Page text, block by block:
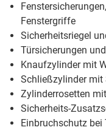
Fenstergriffe
Sicherheitsriegel
Türsicherungen
Knaufzylinder mit
Schließzylinder mit
Zylinderrosetten
Sicherheits-
Einbruchschutz bei